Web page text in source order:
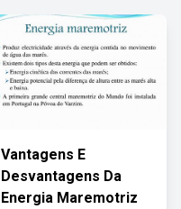
Vantagens E
Desvantagens Da
Energia Maremotriz